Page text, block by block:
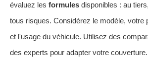
évaluez les formules disponibles : au
tous risques. Considérez le modèle, votre
et l'usage du véhicule. Utilisez des
des experts pour adapter votre couverture.